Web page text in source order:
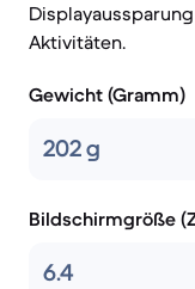
Aktivitäten.
Gewicht (Gramm)
202 g
Bildschirmgröße
6.4